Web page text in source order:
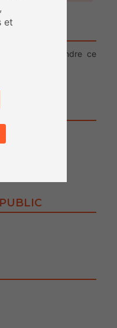
vont comprendre ce
visualiser.
et